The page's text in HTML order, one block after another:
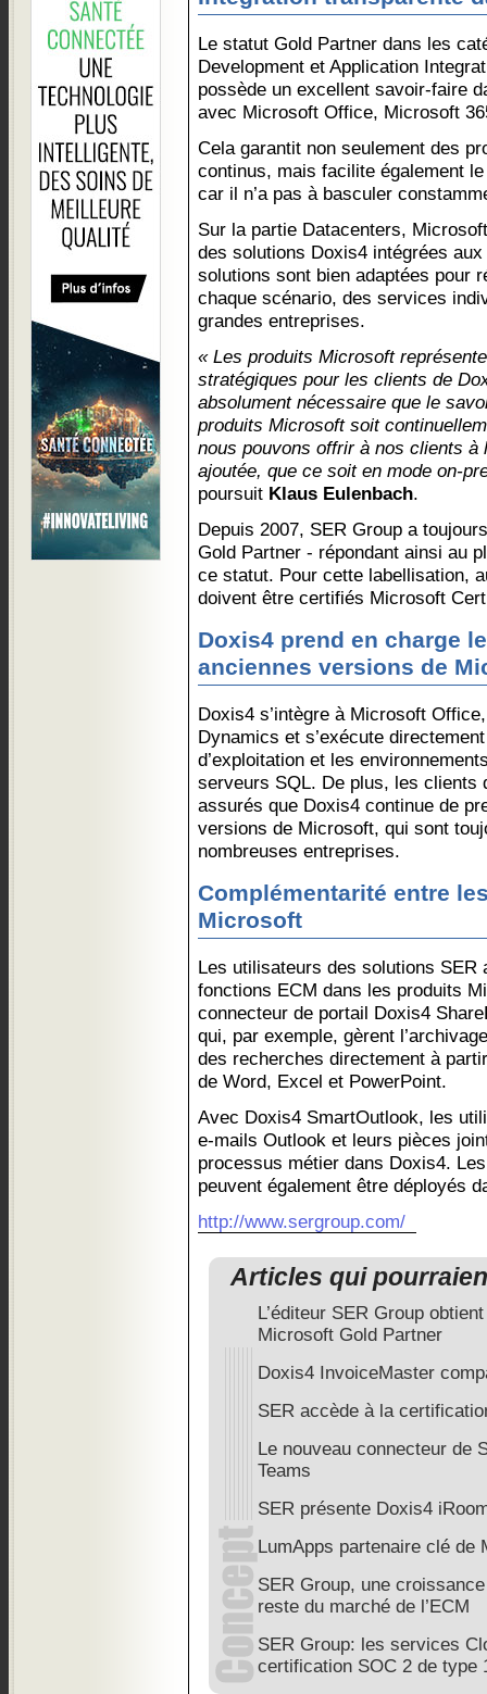
Le statut Gold Partner dans les
Development et Application
possède un excellent savoir-faire
avec Microsoft Office, Microsoft
Cela garantit non seulement des
continus, mais facilite également
car il n’a pas à basculer
Sur la partie Datacenters,
des solutions Doxis4 intégrées
solutions sont bien adaptées pour
chaque scénario, des services
grandes entreprises.
« Les produits Microsoft
stratégiques pour les clients de
absolument nécessaire que le
produits Microsoft soit
nous pouvons offrir à nos clients à
ajoutée, que ce soit en mode on-
poursuit Klaus Eulenbach.
Depuis 2007, SER Group a
Gold Partner - répondant ainsi au
ce statut. Pour cette labellisation,
doivent être certifiés Microsoft
Doxis4 prend en charge
anciennes versions de
Doxis4 s’intègre à Microsoft
Dynamics et s’exécute
d’exploitation et les
serveurs SQL. De plus, les clients
assurés que Doxis4 continue de
versions de Microsoft, qui sont
nombreuses entreprises.
Complémentarité entre
Microsoft
Les utilisateurs des solutions SER
fonctions ECM dans les produits
connecteur de portail Doxis4
qui, par exemple, gèrent
des recherches directement à
de Word, Excel et PowerPoint.
Avec Doxis4 SmartOutlook, les
e-mails Outlook et leurs pièces
processus métier dans Doxis4.
peuvent également être déployés
http://www.sergroup.com/
Articles qui
L’éditeur SER Group
Microsoft Gold Partner
Doxis4 InvoiceMaster
SER accède à la
Le nouveau connecteur de
Teams
SER présente Doxis4
LumApps partenaire clé de
SER Group, une
reste du marché de l’ECM
SER Group: les services
certification SOC 2 de type